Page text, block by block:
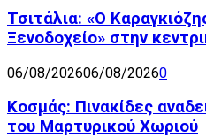
Τσιτάλια: «Ο
Ξενοδοχείο» στην
06/08/202606/08/20260
Κοσμάς: Πινακίδες
του Μαρτυρικού Χωριού